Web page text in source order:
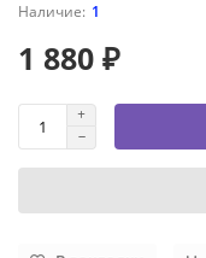
1
1 880 ₽